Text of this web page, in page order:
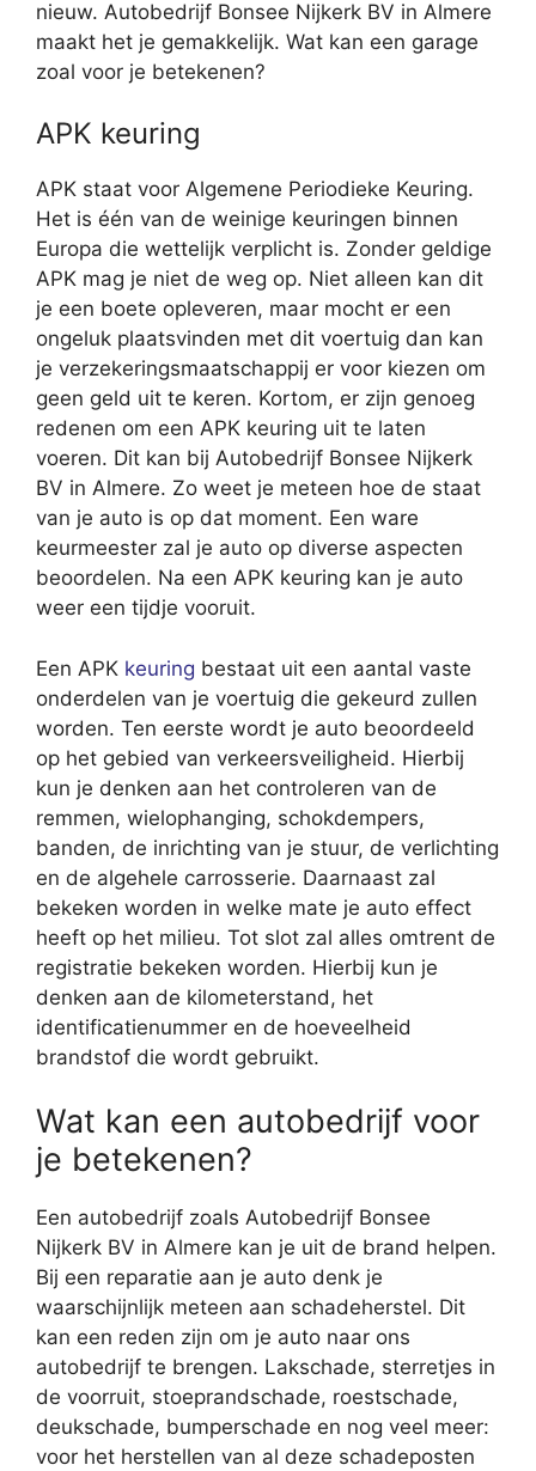
nieuw. Autobedrijf Bonsee Nijkerk BV in Almere
maakt het je gemakkelijk. Wat kan een garage
zoal voor je betekenen?
APK keuring
APK staat voor Algemene Periodieke Keuring.
Het is één van de weinige keuringen binnen
Europa die wettelijk verplicht is. Zonder geldige
APK mag je niet de weg op. Niet alleen kan dit
je een boete opleveren, maar mocht er een
ongeluk plaatsvinden met dit voertuig dan kan
je verzekeringsmaatschappij er voor kiezen om
geen geld uit te keren. Kortom, er zijn genoeg
redenen om een APK keuring uit te laten
voeren. Dit kan bij Autobedrijf Bonsee Nijkerk
BV in Almere. Zo weet je meteen hoe de staat
van je auto is op dat moment. Een ware
keurmeester zal je auto op diverse aspecten
beoordelen. Na een APK keuring kan je auto
weer een tijdje vooruit.
Een APK keuring bestaat uit een aantal vaste
onderdelen van je voertuig die gekeurd zullen
worden. Ten eerste wordt je auto beoordeeld
op het gebied van verkeersveiligheid. Hierbij
kun je denken aan het controleren van de
remmen, wielophanging, schokdempers,
banden, de inrichting van je stuur, de verlichting
en de algehele carrosserie. Daarnaast zal
bekeken worden in welke mate je auto effect
heeft op het milieu. Tot slot zal alles omtrent de
registratie bekeken worden. Hierbij kun je
denken aan de kilometerstand, het
identificatienummer en de hoeveelheid
brandstof die wordt gebruikt.
Wat kan een autobedrijf voor
je betekenen?
Een autobedrijf zoals Autobedrijf Bonsee
Nijkerk BV in Almere kan je uit de brand helpen.
Bij een reparatie aan je auto denk je
waarschijnlijk meteen aan schadeherstel. Dit
kan een reden zijn om je auto naar ons
autobedrijf te brengen. Lakschade, sterretjes in
de voorruit, stoeprandschade, roestschade,
deukschade, bumperschade en nog veel meer:
voor het herstellen van al deze schadeposten